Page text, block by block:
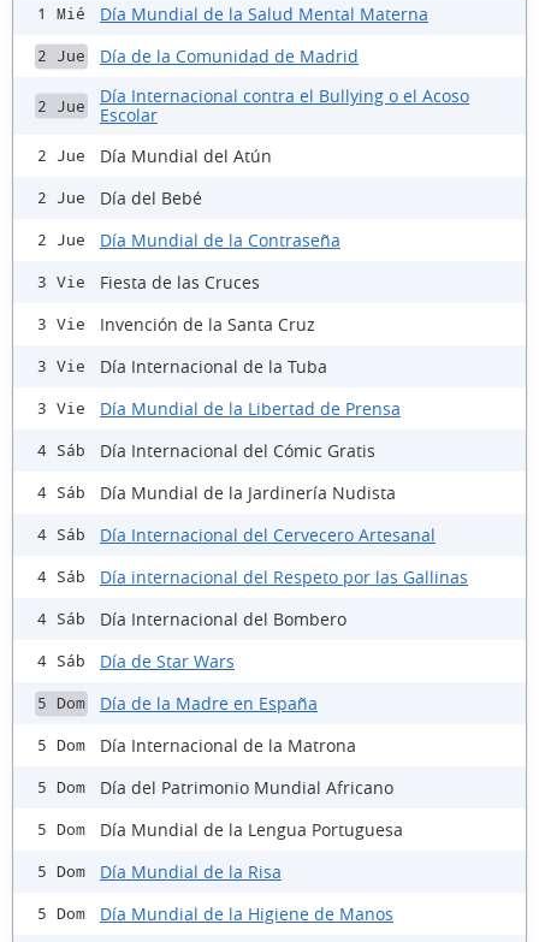
1 Mié Día Mundial de la Salud Mental Materna
2 Jue Día de la Comunidad de Madrid
2 Jue
Día Internacional contra el Bullying o el Acoso
Escolar
2 Jue Día Mundial del Atún
2 Jue Día del Bebé
2 Jue Día Mundial de la Contraseña
3 Vie Fiesta de las Cruces
3 Vie Invención de la Santa Cruz
3 Vie Día Internacional de la Tuba
3 Vie Día Mundial de la Libertad de Prensa
4 Sáb Día Internacional del Cómic Gratis
4 Sáb Día Mundial de la Jardinería Nudista
4 Sáb Día Internacional del Cervecero Artesanal
4 Sáb Día internacional del Respeto por las Gallinas
4 Sáb Día Internacional del Bombero
4 Sáb Día de Star Wars
5 Dom Día de la Madre en España
5 Dom Día Internacional de la Matrona
5 Dom Día del Patrimonio Mundial Africano
5 Dom Día Mundial de la Lengua Portuguesa
5 Dom Día Mundial de la Risa
5 Dom Día Mundial de la Higiene de Manos